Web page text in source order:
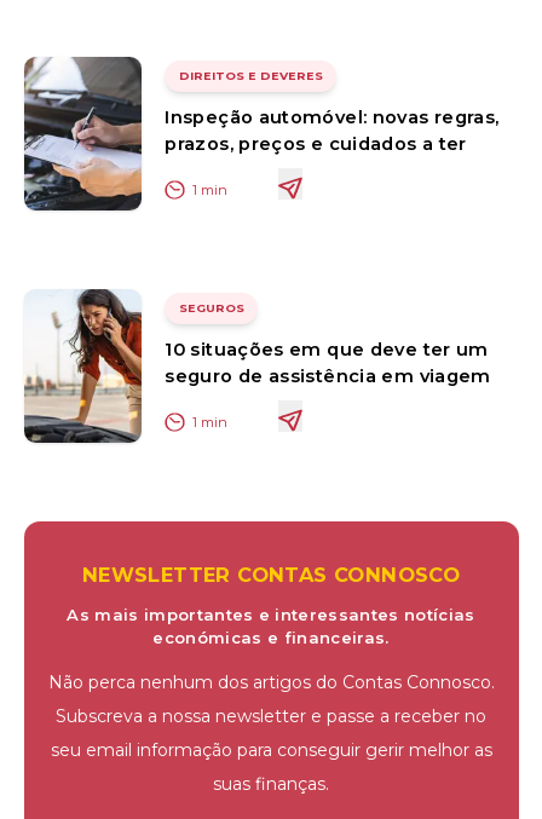
DIREITOS E DEVERES
Inspeção automóvel: novas regras,
prazos, preços e cuidados a ter
1 min
SEGUROS
10 situações em que deve ter um
seguro de assistência em viagem
1 min
NEWSLETTER CONTAS CONNOSCO
As mais importantes e interessantes notícias
económicas e financeiras.
Não perca nenhum dos artigos do Contas Connosco.
Subscreva a nossa newsletter e passe a receber no
seu email informação para conseguir gerir melhor as
suas finanças.